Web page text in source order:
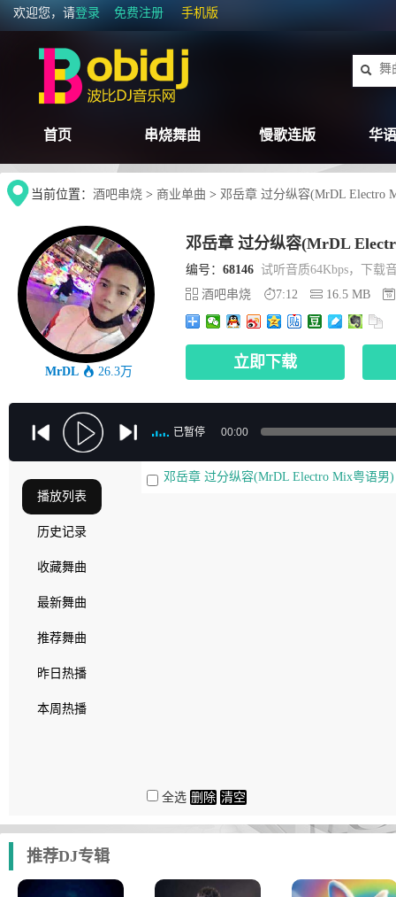
欢迎您，请登录 免费注册 手机版
首页 串烧舞曲 慢歌连版 华
当前位置： 酒吧串烧 > 商业单曲 > 邓岳章 过分纵容(MrDL Electro
MrDL 26.3万
邓岳章 过分纵容(MrDL
编号： 68146 试听音质64Kbps，下载
酒吧串烧
7:12 16.5 MB
立即下载
已暂停 00:00
播放列表
历史记录
收藏舞曲
最新舞曲
推荐舞曲
昨日热播
本周热播
邓岳章 过分纵容(MrDL Electro Mix粤语男)
全选 删除 清空
推荐DJ专辑